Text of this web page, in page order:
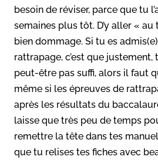
besoin de réviser, parce que tu
semaines plus tôt. D’y aller «
bien dommage. Si tu es
rattrapage, c’est que justement,
peut-être pas suffi, alors il faut
même si les épreuves de
après les résultats du
laisse que très peu de temps
remettre la tête dans tes
que tu relises tes fiches avec